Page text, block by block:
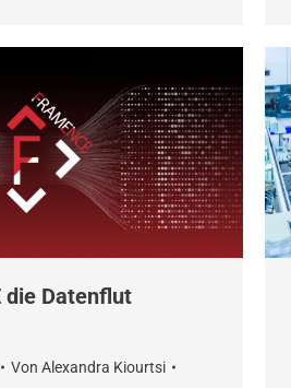
die Datenflut
Von Alexandra Kiourtsi